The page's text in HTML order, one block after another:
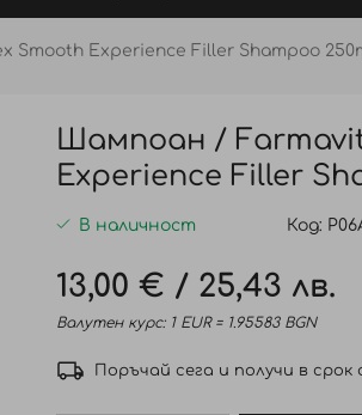
Experience Filler Shampoo
Шампоан /
Experience Filler
В наличност Код
13,00 € / 25,43 лв.
Валутен курс: 1 EUR = 1.95583 BGN
Поръчай сега и получи в срок